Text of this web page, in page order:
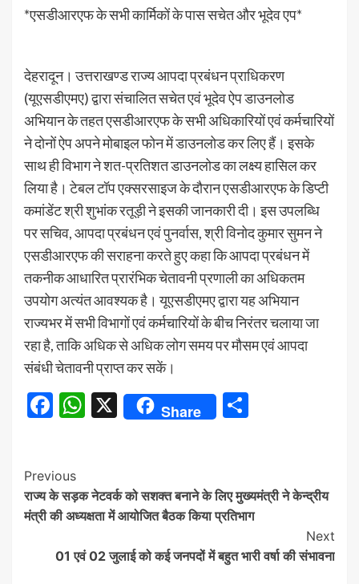
*एसडीआरएफ के सभी कार्मिकों के पास सचेत और भूदेव एप*
देहरादून। उत्तराखण्ड राज्य आपदा प्रबंधन प्राधिकरण
(यूएसडीएमए) द्वारा संचालित सचेत एवं भूदेव ऐप डाउनलोड
अभियान के तहत एसडीआरएफ के सभी अधिकारियों एवं कर्मचारियों
ने दोनों ऐप अपने मोबाइल फोन में डाउनलोड कर लिए हैं। इसके
साथ ही विभाग ने शत-प्रतिशत डाउनलोड का लक्ष्य हासिल कर
लिया है। टेबल टॉप एक्सरसाइज के दौरान एसडीआरएफ के डिप्टी
कमांडेंट श्री शुभांक रतूड़ी ने इसकी जानकारी दी। इस उपलब्धि
पर सचिव, आपदा प्रबंधन एवं पुनर्वास, श्री विनोद कुमार सुमन ने
एसडीआरएफ की सराहना करते हुए कहा कि आपदा प्रबंधन में
तकनीक आधारित प्रारंभिक चेतावनी प्रणाली का अधिकतम
उपयोग अत्यंत आवश्यक है। यूएसडीएमए द्वारा यह अभियान
राज्यभर में सभी विभागों एवं कर्मचारियों के बीच निरंतर चलाया जा
रहा है, ताकि अधिक से अधिक लोग समय पर मौसम एवं आपदा
संबंधी चेतावनी प्राप्त कर सकें।
Facebook
WhatsApp
X Share
Continue
Reading
Previous
राज्य के सड़क नेटवर्क को सशक्त बनाने के लिए मुख्यमंत्री ने केन्द्रीय
मंत्री की अध्यक्षता में आयोजित बैठक किया प्रतिभाग
Next
01 एवं 02 जुलाई को कई जनपदों में बहुत भारी वर्षा की संभावना